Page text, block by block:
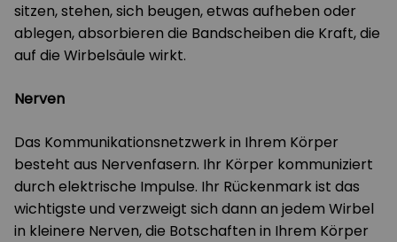
sitzen, stehen, sich beugen, etwas aufheben oder
ablegen, absorbieren die Bandscheiben die Kraft, die
auf die Wirbelsäule wirkt.
Nerven
Das Kommunikationsnetzwerk in Ihrem Körper
besteht aus Nervenfasern. Ihr Körper kommuniziert
durch elektrische Impulse. Ihr Rückenmark ist das
wichtigste und verzweigt sich dann an jedem Wirbel
in kleinere Nerven, die Botschaften in Ihrem Körper